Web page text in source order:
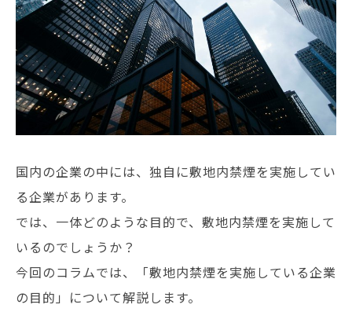
国内の企業の中には、独自に敷地内禁煙を実施してい
る企業があります。
では、一体どのような目的で、敷地内禁煙を実施して
いるのでしょうか？
今回のコラムでは、「敷地内禁煙を実施している企業
の目的」について解説します。